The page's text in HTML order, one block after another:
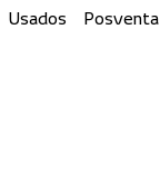
Usados Posventa